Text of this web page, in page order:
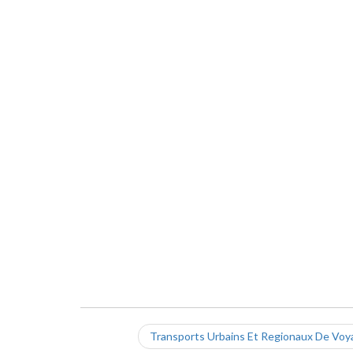
Transports Urbains Et Regionaux De